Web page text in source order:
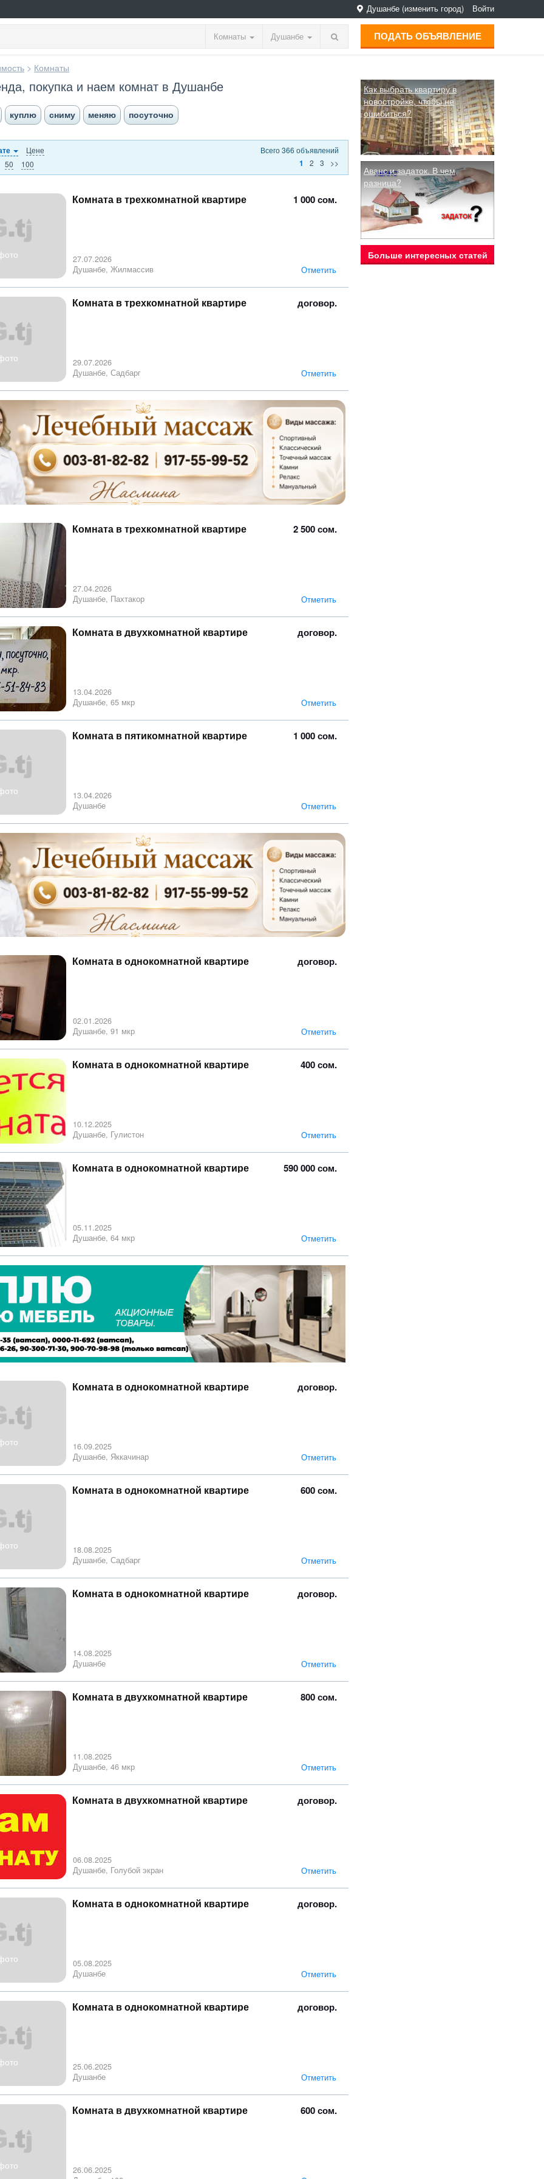
Душанбе (изменить город) Войти
Комнаты Душанбе ПОДАТЬ ОБЪЯВЛЕНИЕ
> Комнаты
покупка и наем комнат в Душанбе
куплю сниму меняю посуточно
Цене
50
100
Всего 366 объявлений
1
2 3 >>
1 000 сом.
Комната в трехкомнатной квартире
27.07.2026
Душанбе, Жилмассив
Отметить
договор.
Комната в трехкомнатной квартире
29.07.2026
Душанбе, Садбарг
Отметить
2 500 сом.
Комната в трехкомнатной квартире
27.04.2026
Душанбе, Пахтакор
Отметить
договор.
Комната в двухкомнатной квартире
13.04.2026
Душанбе, 65 мкр
Отметить
1 000 сом.
Комната в пятикомнатной квартире
13.04.2026
Душанбе
Отметить
договор.
Комната в однокомнатной квартире
02.01.2026
Душанбе, 91 мкр
Отметить
400 сом.
Комната в однокомнатной квартире
10.12.2025
Душанбе, Гулистон
Отметить
590 000 сом.
Комната в однокомнатной квартире
05.11.2025
Душанбе, 64 мкр
Отметить
договор.
Комната в однокомнатной квартире
16.09.2025
Душанбе, Яккачинар
Отметить
600 сом.
Комната в однокомнатной квартире
18.08.2025
Душанбе, Садбарг
Отметить
договор.
Комната в однокомнатной квартире
14.08.2025
Душанбе
Отметить
800 сом.
Комната в двухкомнатной квартире
11.08.2025
Душанбе, 46 мкр
Отметить
договор.
Комната в двухкомнатной квартире
06.08.2025
Душанбе, Голубой экран
Отметить
договор.
Комната в однокомнатной квартире
05.08.2025
Душанбе
Отметить
договор.
Комната в однокомнатной квартире
25.06.2025
Душанбе
Отметить
600 сом.
Комната в двухкомнатной квартире
26.06.2025
Как выбрать квартиру в
новостройке, чтобы не
ошибиться?
Аванс и задаток. В чем
разница?
Больше интересных статей